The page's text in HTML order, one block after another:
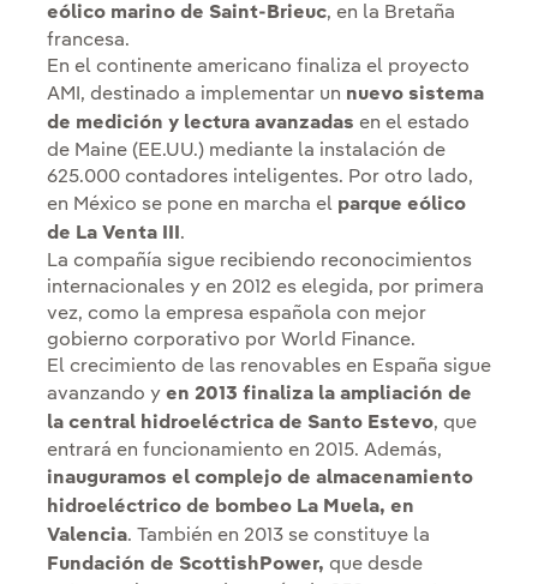
eólico marino de Saint-Brieuc, en la Bretaña
francesa.
En el continente americano finaliza el proyecto
AMI, destinado a implementar un nuevo sistema
de medición y lectura avanzadas en el estado
de Maine (EE.UU.) mediante la instalación de
625.000 contadores inteligentes. Por otro lado,
en México se pone en marcha el parque eólico
de La Venta III.
La compañía sigue recibiendo reconocimientos
internacionales y en 2012 es elegida, por primera
vez, como la empresa española con mejor
gobierno corporativo por World Finance.
El crecimiento de las renovables en España sigue
avanzando y en 2013 finaliza la ampliación de
la central hidroeléctrica de Santo Estevo, que
entrará en funcionamiento en 2015. Además,
inauguramos el complejo de almacenamiento
hidroeléctrico de bombeo La Muela, en
Valencia. También en 2013 se constituye la
Fundación de ScottishPower, que desde